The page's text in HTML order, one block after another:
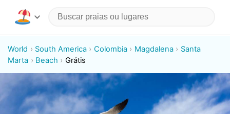
World South America Colombia Magdalena
Santa
Marta
Beach Grátis